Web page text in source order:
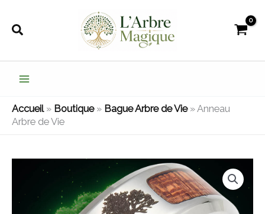
Rechercher
Accueil» Boutique» Bague Arbre de Vie»Anneau
Arbre de Vie
Anneau